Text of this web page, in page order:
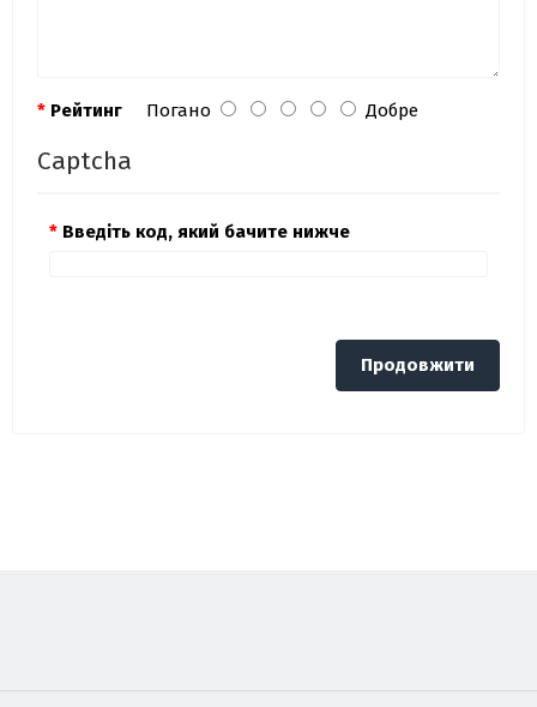
Рейтинг Погано Добре
Captcha
Введіть код, який бачите нижче
Продовжити